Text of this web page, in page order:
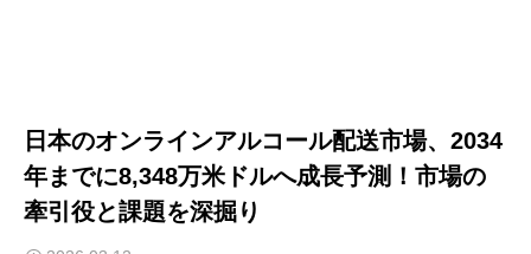
日本のオンラインアルコール配送市場、2034
年までに8,348万米ドルへ成長予測！市場の
牽引役と課題を深掘り